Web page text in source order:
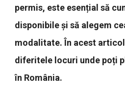
permis, este esențial să
disponibile și să alegem
modalitate. În acest
diferitele locuri unde poți
în România.